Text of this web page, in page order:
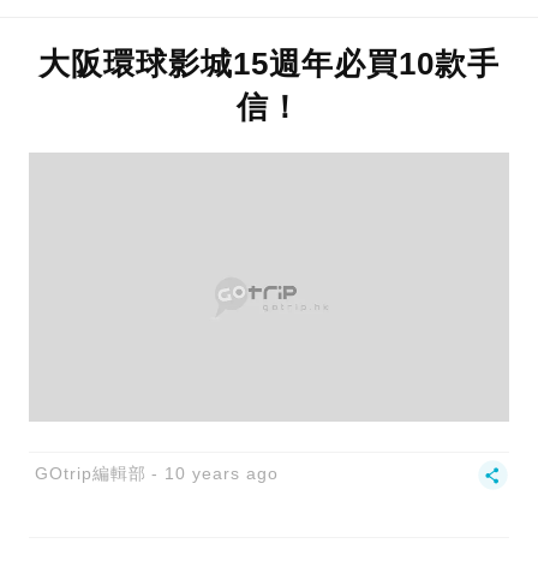
大阪環球影城15週年必買10款手
信！
GOtrip編輯部 10 years ago